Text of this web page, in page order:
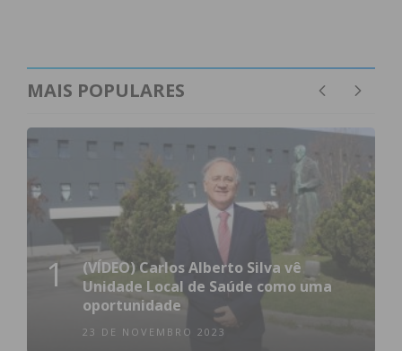
MAIS POPULARES
1
(VÍDEO) Carlos Alberto Silva vê
Unidade Local de Saúde como uma
oportunidade
23 DE NOVEMBRO 2023